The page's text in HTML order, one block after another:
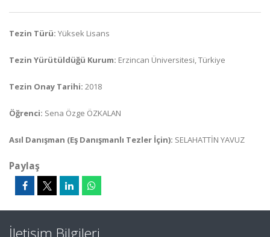
Tezin Türü: Yüksek Lisans
Tezin Yürütüldüğü Kurum: Erzincan Üniversitesi, Türkiye
Tezin Onay Tarihi: 2018
Öğrenci: Sena Özge ÖZKALAN
Asıl Danışman (Eş Danışmanlı Tezler İçin): SELAHATTİN YAVUZ
Paylaş
İletişim Bilgileri